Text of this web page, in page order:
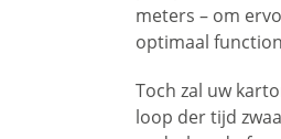
meters – om
optimaal
Toch zal uw
loop der tijd